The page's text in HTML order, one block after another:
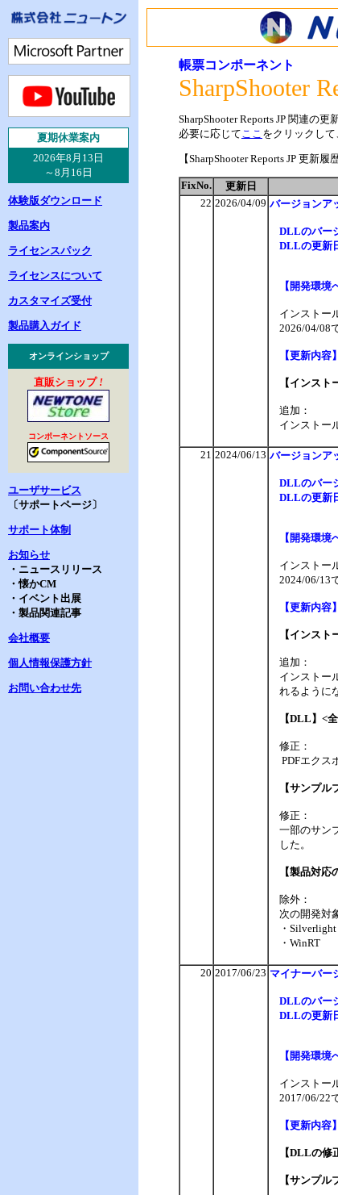
夏期休業案内
2026年8月13日
～8月16日
体験版ダウンロード
製品案内
ライセンスパック
ライセンスについて
カスタマイズ受付
製品購入ガイド
オンラインショップ
直販ショップ!
コンポーネントソース
ユーザサービス
〔サポートページ〕
サポート体制
お知らせ
・ニュースリリース
・懐かCM
・イベント出展
・製品関連記事
会社概要
個人情報保護方針
お問い合わせ先
帳票コンポーネント
SharpShooter
SharpShooter Reports JP 関連の更
必要に応じてここ をクリックし
【SharpShooter Reports JP 更新履
FixNo. 更新日
22 2026/04/09 バージョンア
DLLのバー
DLLの更新
【開発環境
インストー
2026/04/08
【更新内容】
【インス
追加：
インストー
21 2024/06/13 バージョンア
DLLのバー
DLLの更新
【開発環境
インストー
2024/06/13
【更新内容】
【インス
追加：
インストー
れるように
【DLL】<
修正：
PDFエクス
【サンプル
修正：
一部のサン
した。
【製品対応
除外：
次の開発対
・Silverlight
・WinRT
20 2017/06/23 マイナーバー
DLLのバー
DLLの更新
【開発環境
インストー
2017/06/22
【更新内容】
【DLLの修
【サンプル